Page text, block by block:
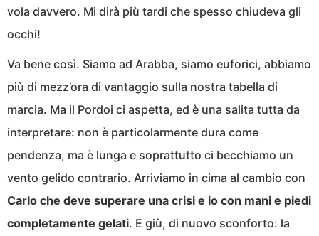
vola davvero. Mi dirà più tardi che spesso chiudeva gli
occhi!
Va bene così. Siamo ad Arabba, siamo euforici, abbiamo
più di mezz’ora di vantaggio sulla nostra tabella di
marcia. Ma il Pordoi ci aspetta, ed è una salita tutta da
interpretare: non è particolarmente dura come
pendenza, ma è lunga e soprattutto ci becchiamo un
vento gelido contrario. Arriviamo in cima al cambio con
Carlo che deve superare una crisi e io con mani e piedi
completamente gelati. E giù, di nuovo sconforto: la